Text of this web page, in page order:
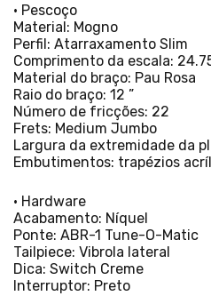
• Pescoço
Material: Mogno
Perfil: Atarraxamento Slim
Comprimento da escala:
Material do braço: Pau Rosa
Raio do braço: 12 ”
Número de fricções: 22
Frets: Medium Jumbo
Largura da extremidade da
Embutimentos: trapézios
• Hardware
Acabamento: Níquel
Ponte: ABR-1 Tune-O-Matic
Tailpiece: Vibrola lateral
Dica: Switch Creme
Interruptor: Preto